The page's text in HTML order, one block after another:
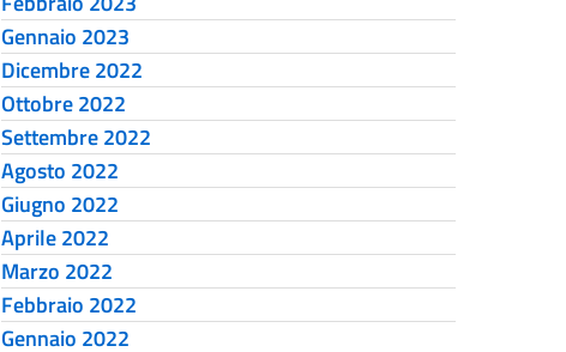
Gennaio 2023
Dicembre 2022
Ottobre 2022
Settembre 2022
Agosto 2022
Giugno 2022
Aprile 2022
Marzo 2022
Febbraio 2022
Gennaio 2022